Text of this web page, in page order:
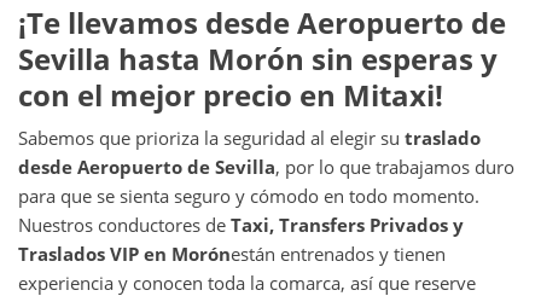
¡Te llevamos desdeAeropuerto de
Sevilla hasta Morón sin esperas y
con el mejor precio en Mitaxi!
Sabemos que prioriza la seguridad al elegir su traslado
desde Aeropuerto de Sevilla, por lo que trabajamos duro
para que se sienta seguro y cómodo en todo momento.
Nuestros conductores de Taxi, Transfers Privados y
Traslados VIP en Morónestán entrenados y tienen
experiencia y conocen toda la comarca, así que reserve